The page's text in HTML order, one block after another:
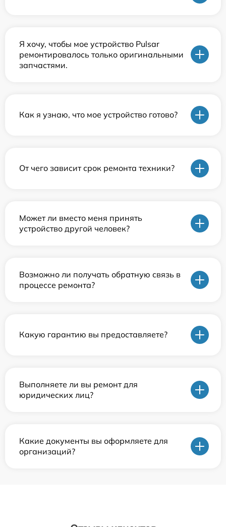
Я хочу, чтобы мое устройство Pulsar
ремонтировалось только оригинальными
запчастями.
Как я узнаю, что мое устройство готово?
От чего зависит срок ремонта техники?
Может ли вместо меня принять
устройство другой человек?
Возможно ли получать обратную связь в
процессе ремонта?
Какую гарантию вы предоставляете?
Выполняете ли вы ремонт для
юридических лиц?
Какие документы вы оформляете для
организаций?